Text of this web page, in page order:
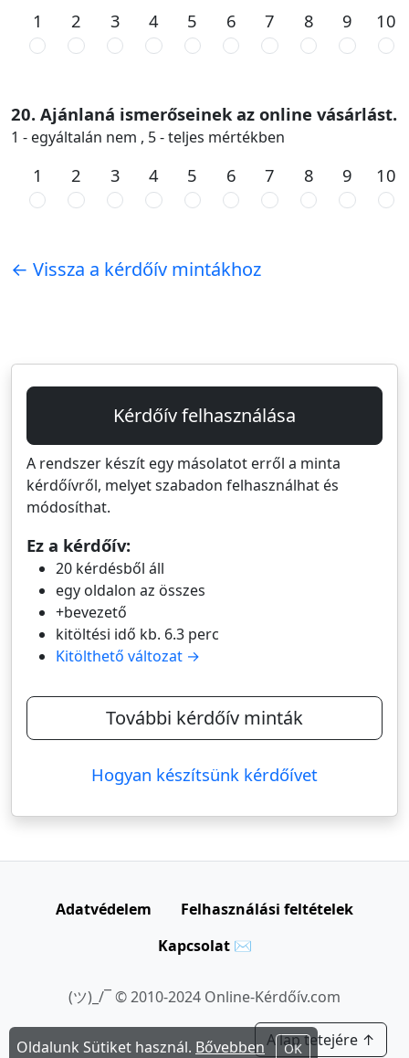
1 2 3 4 5 6 7 8 9 10
20. Ajánlaná ismerőseinek az online vásárlást.
1 - egyáltalán nem , 5 - teljes mértékben
1 2 3 4 5 6 7 8 9 10
← Vissza a kérdőív mintákhoz
Kérdőív felhasználása
A rendszer készít egy másolatot erről a minta
kérdőívről, melyet szabadon felhasználhat és
módosíthat.
Ez a kérdőív:
20 kérdésből áll
egy oldalon az összes
+bevezető
kitöltési idő kb. 6.3 perc
Kitölthető változat →
További kérdőív minták
Hogyan készítsünk kérdőívet
Adatvédelem
Felhasználási feltételek
Kapcsolat ✉
(ツ)_/¯ © 2010-2024 Online-Kérdőív.com
A lap tetejére ↑
Oldalunk Sütiket használ. Bővebben OK